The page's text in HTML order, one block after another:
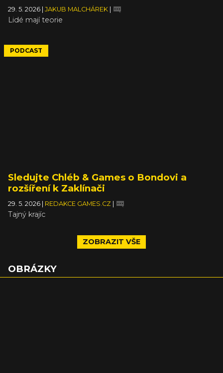
29. 5. 2026 | JAKUB MALCHÁREK |
Lidé mají teorie
PODCAST
Sledujte Chléb & Games o Bondovi a
rozšíření k Zaklínači
29. 5. 2026 | REDAKCE GAMES.CZ |
Tajný krajíc
ZOBRAZIT VŠE
OBRÁZKY